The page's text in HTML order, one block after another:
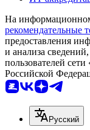
На
рекомендательные
предоставления
и анализа
пользователей
Российской
Русский